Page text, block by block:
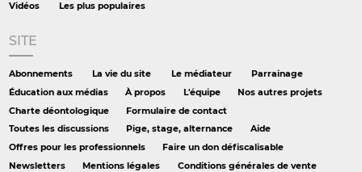
Vidéos
Les plus populaires
SITE
Abonnements La vie du site Le médiateur
Parrainage
Éducation aux médias
À propos L'équipe
Nos autres projets
Charte déontologique
Formulaire de contact
Toutes les discussions
Pige, stage, alternance
Aide
Offres pour les professionnels
Faire un don défiscalisable
Newsletters
Mentions légales
Conditions générales de vente